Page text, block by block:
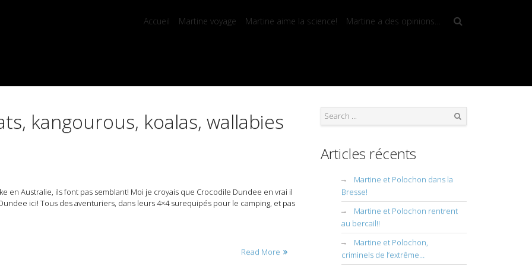
Accueil Martine voyage Martine aime la science! Martine a des opinions…
kangourous, koalas, wallabies
en Australie, ils font pas semblant! Moi je croyais que Crocodile Dundee en vrai il
ici! Tous des aventuriers, dans leurs 4×4 surequipés pour le camping, et pas
Read More
Articles récents
Martine et Polochon dans la
Bresse!
Martine et Polochon rentrent
au bercail!!
Martine et Polochon,
criminels de l’extrême…